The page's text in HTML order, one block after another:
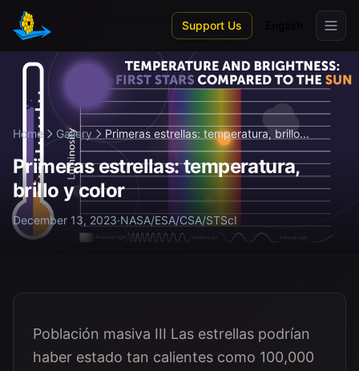
Skip to main content
Support Us
Home Gallery Primeras estrellas: temperatura, brillo...
Primeras estrellas: temperatura,
brillo y color
December 13, 2023·NASA/ESA/CSA/STScI
Población masiva III Las estrellas podrían
haber estado tan calientes como 100,000